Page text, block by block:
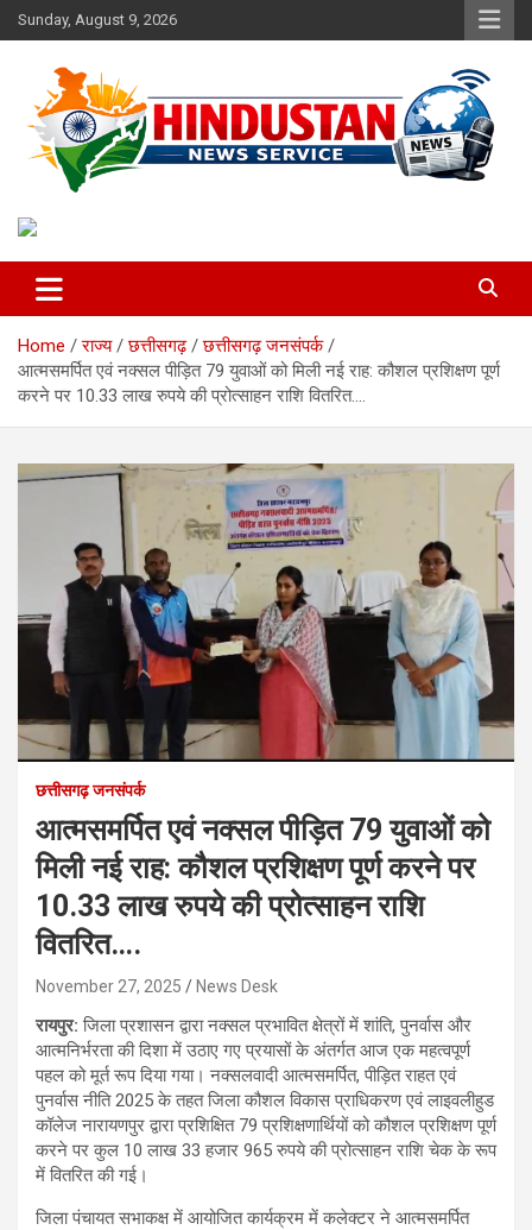
Skip
to
Sunday, August 9, 2026
Hindustan News Service
Home राज्य छत्तीसगढ़
छत्तीसगढ़ जनसंपर्क
आत्मसमर्पित एवं नक्सल पीड़ित 79 युवाओं को मिली नई राह: कौशल प्रशिक्षण पूर्ण
करने पर 10.33 लाख रुपये की प्रोत्साहन राशि वितरित….
छत्तीसगढ़ जनसंपर्क
आत्मसमर्पित एवं नक्सल पीड़ित 79 युवाओं को
मिली नई राह: कौशल प्रशिक्षण पूर्ण करने पर
10.33 लाख रुपये की प्रोत्साहन राशि
वितरित….
November 27, 2025 News Desk
रायपुर:जिला प्रशासन द्वारा नक्सल प्रभावित क्षेत्रों में शांति, पुनर्वास और
आत्मनिर्भरता की दिशा में उठाए गए प्रयासों के अंतर्गत आज एक महत्वपूर्ण
पहल को मूर्त रूप दिया गया। नक्सलवादी आत्मसमर्पित, पीड़ित राहत एवं
पुनर्वास नीति 2025 के तहत जिला कौशल विकास प्राधिकरण एवं लाइवलीहुड
कॉलेज नारायणपुर द्वारा प्रशिक्षित 79 प्रशिक्षणार्थियों को कौशल प्रशिक्षण पूर्ण
करने पर कुल 10 लाख 33 हजार 965 रुपये की प्रोत्साहन राशि चेक के रूप
में वितरित की गई।
जिला पंचायत सभाकक्ष में आयोजित कार्यक्रम में कलेक्टर ने आत्मसमर्पित